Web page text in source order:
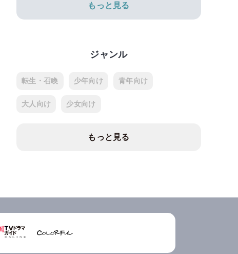
もっと見る
ジャンル
転生・召喚 少年向け 青年向け
大人向け 少女向け
もっと見る